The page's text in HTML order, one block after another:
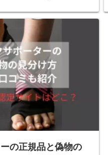
の正規品と偽物の